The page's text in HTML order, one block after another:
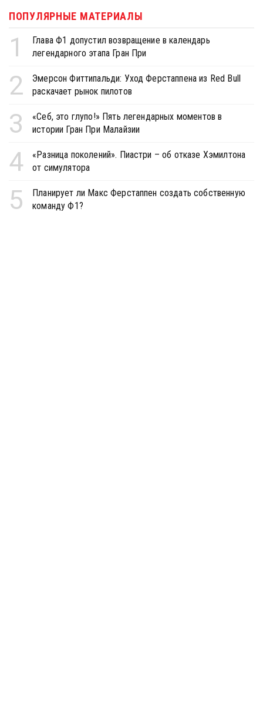
ПОПУЛЯРНЫЕ МАТЕРИАЛЫ
1
Глава Ф1 допустил возвращение в календарь
легендарного этапа Гран При
2
Эмерсон Фиттипальди: Уход Ферстаппена из Red Bull
раскачает рынок пилотов
3
«Себ, это глупо!» Пять легендарных моментов в
истории Гран При Малайзии
4
«Разница поколений». Пиастри – об отказе Хэмилтона
от симулятора
5
Планирует ли Макс Ферстаппен создать собственную
команду Ф1?